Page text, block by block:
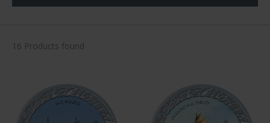
16 Products found